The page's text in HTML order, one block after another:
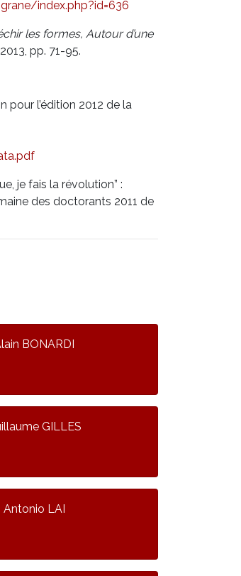
index.php?id=636
les formes, Autour d’une
pp. 71-95.
pour l’édition 2012 de la
je fais la révolution” :
des doctorants 2011 de
BONARDI
GILLES
Antonio LAI